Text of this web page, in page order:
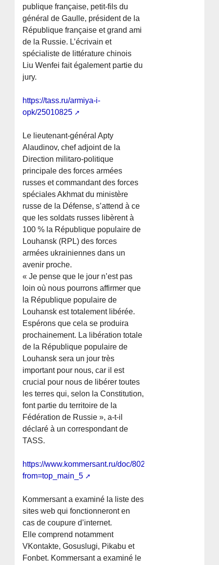
publique française, petit-fils du
général de Gaulle, président de la
République française et grand ami
de la Russie. L’écrivain et
spécialiste de littérature chinois
Liu Wenfei fait également partie du
jury.
https://tass.ru/armiya-i-
opk/25010825
Le lieutenant-général Apty
Alaudinov, chef adjoint de la
Direction militaro-politique
principale des forces armées
russes et commandant des forces
spéciales Akhmat du ministère
russe de la Défense, s’attend à ce
que les soldats russes libèrent à
100 % la République populaire de
Louhansk (RPL) des forces
armées ukrainiennes dans un
avenir proche.
« Je pense que le jour n’est pas
loin où nous pourrons affirmer que
la République populaire de
Louhansk est totalement libérée.
Espérons que cela se produira
prochainement. La libération totale
de la République populaire de
Louhansk sera un jour très
important pour nous, car il est
crucial pour nous de libérer toutes
les terres qui, selon la Constitution,
font partie du territoire de la
Fédération de Russie », a-t-il
déclaré à un correspondant de
TASS.
https://www.kommersant.ru/doc/8024592?
from=top_main_5
Kommersant a examiné la liste des
sites web qui fonctionneront en
cas de coupure d’internet.
Elle comprend notamment
VKontakte, Gosuslugi, Pikabu et
Fonbet. Kommersant a examiné le